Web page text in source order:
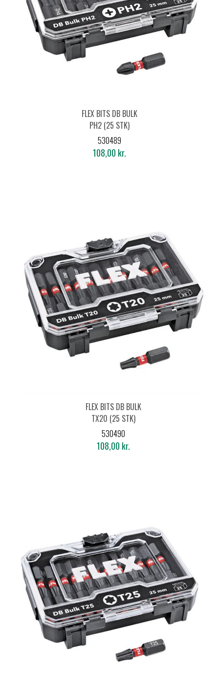
FLEX BITS DB BULK
PH2 (25 STK)
530489
108,00 kr.
FLEX BITS DB BULK
TX20 (25 STK)
530490
108,00 kr.